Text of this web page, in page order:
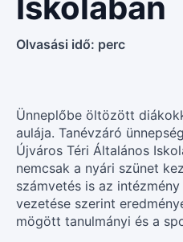
Olvasási idő: perc
Ünneplőbe öltözött
aulája. Tanévzáró
Újváros Téri Általános
nemcsak a nyári szünet
számvetés is az
vezetése szerint
mögött tanulmányi és a